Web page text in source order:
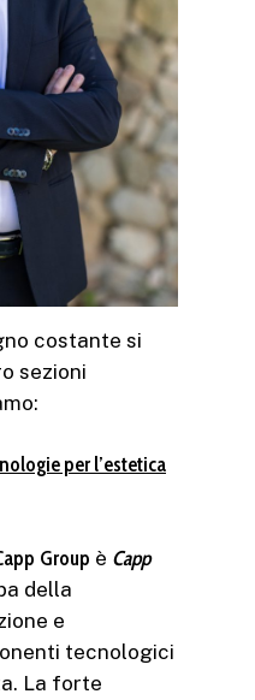
costante si
sezioni
per l’estetica
Group è Capp
della
e
tecnologici
La forte